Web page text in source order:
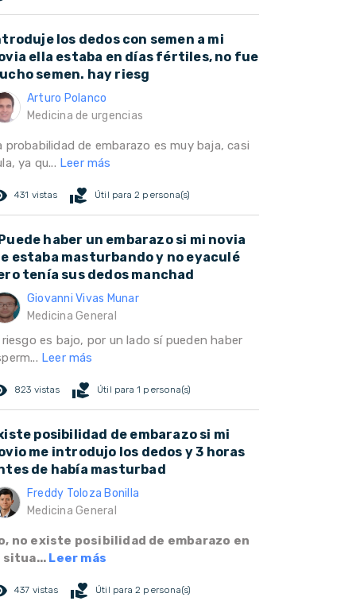
los dedos con semen a mi
ella estaba en días fértiles, no fue
semen. hay riesg
Arturo Polanco
Medicina de urgencias
probabilidad de embarazo es muy baja, casi
ya qu... Leer más
431 vistas volunteer_activism Útil para 2 persona(s)
haber un embarazo si mi novia
estaba masturbando y no eyaculé
tenía sus dedos manchad
Giovanni Vivas Munar
Medicina General
riesgo es bajo, por un lado sí pueden haber
Leer más
823 vistas volunteer_activism Útil para 1 persona(s)
posibilidad de embarazo si mi
me introdujo los dedos y 3 horas
de había masturbad
Freddy Toloza Bonilla
Medicina General
no existe posibilidad de embarazo en
situa... Leer más
437 vistas volunteer_activism Útil para 2 persona(s)